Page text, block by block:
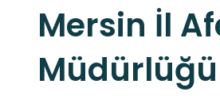
Mersin İl